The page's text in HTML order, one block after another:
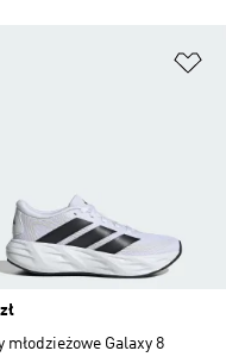
młodzieżowe Galaxy 8